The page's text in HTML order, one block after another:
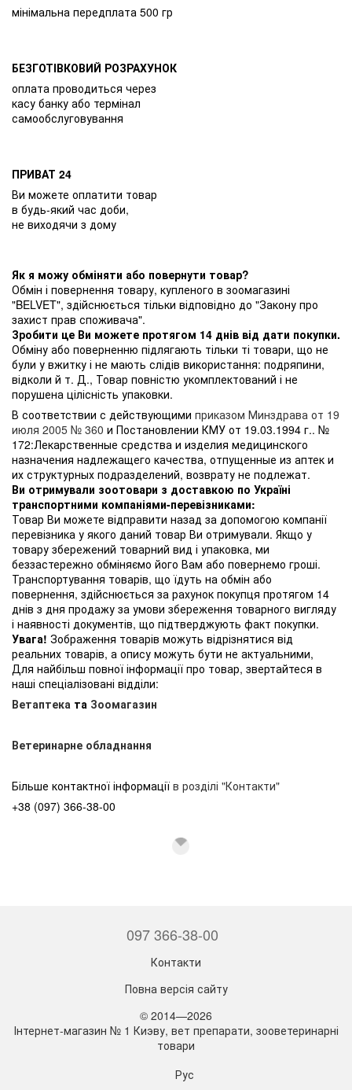
мінімальна передплата 500 гр
БЕЗГОТІВКОВИЙ РОЗРАХУНОК
оплата проводиться через
касу банку або термінал
самообслуговування
ПРИВАТ 24
Ви можете оплатити товар
в будь-який час доби,
не виходячи з дому
Як я можу обміняти або повернути товар?
Обмін і повернення товару, купленого в зоомагазині
"BELVET", здійснюється тільки відповідно до "Закону про
захист прав споживача".
Зробити це Ви можете протягом 14 днів від дати покупки.
Обміну або поверненню підлягають тільки ті товари, що не
були у вжитку і не мають слідів використання: подряпини,
відколи й т. Д., Товар повністю укомплектований і не
порушена цілісність упаковки.
В соответствии с действующими приказом Минздрава от 19
июля 2005 № 360 и Постановлении КМУ от 19.03.1994 г.. №
172:Лекарственные средства и изделия медицинского
назначения надлежащего качества, отпущенные из аптек и
их структурных подразделений, возврату не подлежат.
Ви отримували зоотовари з доставкою по Україні
транспортними компаніями-перевізниками:
Товар Ви можете відправити назад за допомогою компанії
перевізника у якого даний товар Ви отримували. Якщо у
товару збережений товарний вид і упаковка, ми
беззастережно обміняємо його Вам або повернемо гроші.
Транспортування товарів, що їдуть на обмін або
повернення, здійснюється за рахунок покупця протягом 14
днів з дня продажу за умови збереження товарного вигляду
і наявності документів, що підтверджують факт покупки.
Увага! Зображення товарів можуть відрізнятися від
реальних товарів, а опису можуть бути не актуальними,
Для найбільш повної інформації про товар, звертайтеся в
наші спеціалізовані відділи:
Ветаптека та Зоомагазин
Ветеринарне обладнання
Більше контактної інформації в розділі "Контакти"
+38 (097) 366-38-00
097 366-38-00
Контакти
Повна версія сайту
© 2014—2026
Інтернет-магазин № 1 Киэву, вет препарати, зооветеринарні
товари
Рус